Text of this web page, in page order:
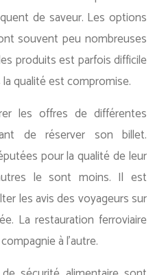
de saveur. Les options
souvent peu nombreuses
produits est parfois difficile
qualité est compromise.
les offres de différentes
de réserver son billet.
pour la qualité de leur
le sont moins. Il est
les avis des voyageurs sur
La restauration ferroviaire
à l’autre.